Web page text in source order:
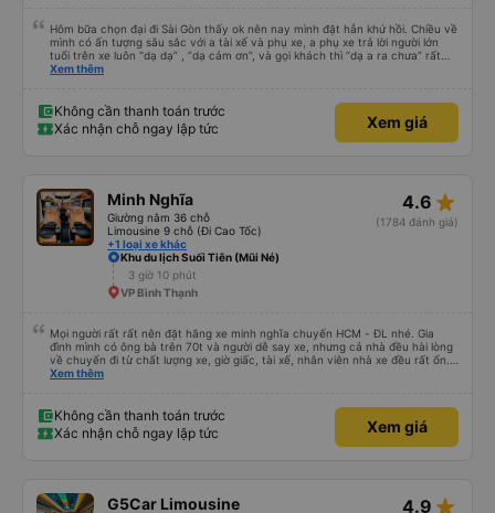
Hôm bữa chọn đại đi Sài Gòn thấy ok nên nay mình đặt hẳn khứ hồi. Chiều về
mình có ấn tượng sâu sắc với a tài xế và phụ xe, a phụ xe trả lời người lớn
tuổi trên xe luôn “dạ dạ” , “dạ cảm ơn”, và gọi khách thì “dạ a ra chưa” rất
lịch sự, lúc giải thích cho khách thì cân cần nhẹ nhàng, anh tài xế thì chạy
bị mệt dữ lắm. Mình cảm thấy các anh rất có tâm với nghề và có năng lượng
tích cực dù cho công việc vất vả. Dù đi cẩn thận nhưng trả khách đúng giờ,
sẽ ủng hộ nhà xe tiếp ạ
Xem thêm
Không cần thanh toán trước
Xác nhận chỗ ngay lập tức
Xem giá
Minh Nghĩa
Giường nằm 36 chỗ
Limousine 9 chỗ (Đi Cao Tốc)
+1 loại xe khác
4.6 star_rate
(1784 đánh giá)
Khu du lịch Suối Tiên (Mũi Né)
3 giờ 10 phút
VP Bình Thạnh
Mọi người rất rất nên đặt hãng xe minh nghĩa chuyến HCM - ĐL nhé. Gia
đình mình có ông bà trên 70t và người dễ say xe, nhưng cả nhà đều hài lòng
về chuyến đi từ chất lượng xe, giờ giấc, tài xế, nhân viên nhà xe đều rất ổn.
Cảm ơn Thread City đã giới thiệu cho mình hãng xe giữa một rừng các hãng
Xem thêm
Không cần thanh toán trước
Xác nhận chỗ ngay lập tức
Xem giá
G5Car Limousine 4.9 star_rate